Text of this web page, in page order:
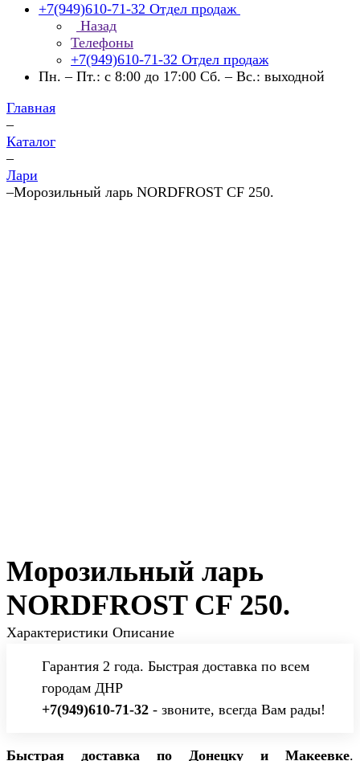
+7(949)610-71-32 Отдел продаж
Назад
Телефоны
+7(949)610-71-32 Отдел продаж
Пн. – Пт.: с 8:00 до 17:00 Сб. – Вс.: выходной
Главная
–
Каталог
–
Лари
–Морозильный ларь NORDFROST CF 250.
Морозильный ларь
NORDFROST CF 250.
Характеристики Описание
Гарантия 2 года. Быстрая доставка по всем
городам ДНР
+7(949)610-71-32 - звоните, всегда Вам рады!
Быстрая доставка по Донецку и Макеевке.